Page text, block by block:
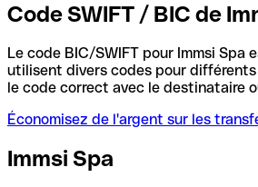
Code SWIFT / BIC de
Le code BIC/SWIFT pour Immsi Spa
utilisent divers codes pour
le code correct avec le destinataire
Économisez de l'argent sur les
Immsi Spa